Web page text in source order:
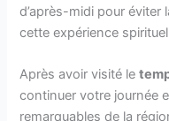
d’après-midi pour
cette expérience
Après avoir visité le
continuer votre journée
remarquables de la